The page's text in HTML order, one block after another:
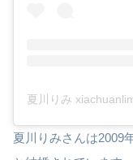
夏川りみさんは2009